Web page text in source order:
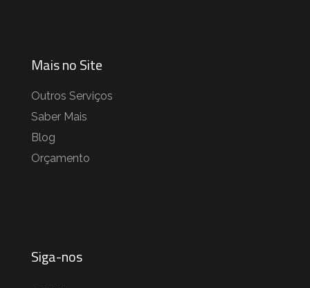
Mais no Site
Outros Serviços
Saber Mais
Blog
Orçamento
Siga-nos